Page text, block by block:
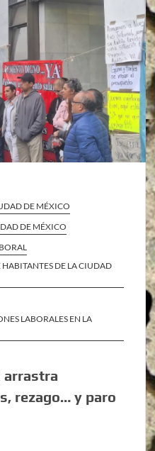
DE MÉXICO
DE MÉXICO
DE LA CIUDAD
LABORALES EN LA
arrastra
rezago… y paro